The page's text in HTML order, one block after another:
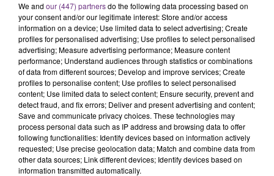
L'INSPECTION DU TRAVAIL RAPPELLE À
L'ORDRE SUR LES CONDITIONS DE...
Alors que les dates de début des vendange 2026
s'est avéré être plus précoce que prévu,
l'inspection du Travail en profite pour rappeler
les conditions de...
TITRES DIFFUSÉS
1h23
1h23 1h20
1h20
We and our (447) partnersdo the following data processing based on
your consent and/or our legitimate interest: Store and/or access
information on a device; Use limited data to select advertising; Create
profiles for personalised advertising; Use profiles to select personalised
advertising; Measure advertising performance; Measure content
performance; Understand audiences through statistics or combinations
of data from different sources; Develop and improve services; Create
profiles to personalise content; Use profiles to select personalised
content; Use limited data to select content; Ensure security, prevent and
detect fraud, and fix errors; Deliver and present advertising and content;
Save and communicate privacy choices. These technologies may
process personal data such as IP address and browsing data to offer
following functionalities: Identify devices based on information actively
requested; Use precise geolocation data; Match and combine data from
other data sources; Link different devices; Identify devices based on
information transmitted automatically.